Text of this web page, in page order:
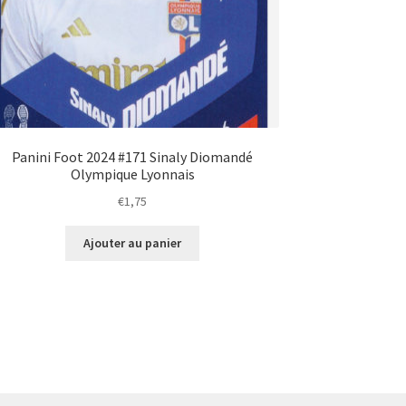
Panini Foot 2024 #171 Sinaly Diomandé
Olympique Lyonnais
€1,75
Ajouter au panier